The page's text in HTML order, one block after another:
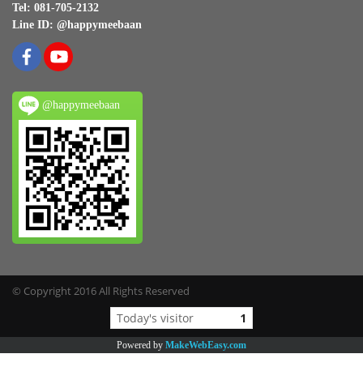
Tel: 081-705-2132
Line ID: @happymeebaan
@happymeebaan
© Copyright 2016 All Rights Reserved
Today's visitor 1
Powered by MakeWebEasy.com